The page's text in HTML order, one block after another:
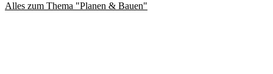
Alles zum Thema "Planen & Bauen"